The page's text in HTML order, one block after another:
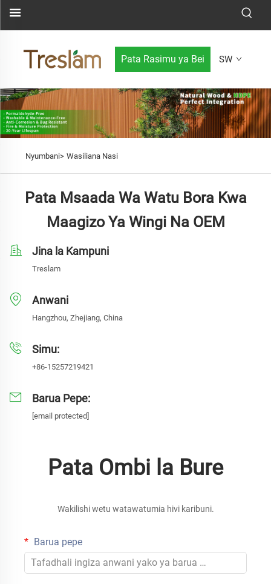
Pata Rasimu ya Bei SW
Nyumbani> Wasiliana Nasi
Pata Msaada Wa Watu Bora Kwa
Maagizo Ya Wingi Na OEM
Jina la Kampuni
Treslam
Anwani
Hangzhou, Zhejiang, China
Simu:
+86-15257219421
Barua Pepe:
[email protected]
Pata Ombi la Bure
Wakilishi wetu watawatumia hivi karibuni.
Barua pepe